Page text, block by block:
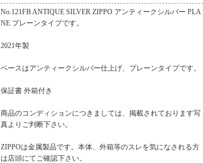
No.121FB ANTIQUE SILVER ZIPPO アンティークシルバー PLA
NE プレーンタイプです。
2021年製
ベースはアンティークシルバー仕上げ、プレーンタイプです。
保証書 外箱付き
商品のコンディションにつきましては、掲載されております写
真よりご判断下さい。
ZIPPOは金属製品です。本体、外箱等のスレを気になされる方
は店頭にてご確認下さい。